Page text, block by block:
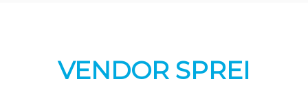
VENDOR SPREI